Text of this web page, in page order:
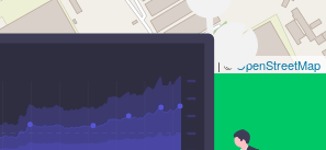
| © OpenStreetMap